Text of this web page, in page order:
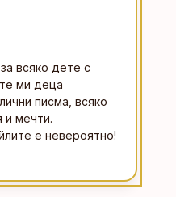
всяко дете с
ми деца
писма, всяко
и мечти.
е невероятно!